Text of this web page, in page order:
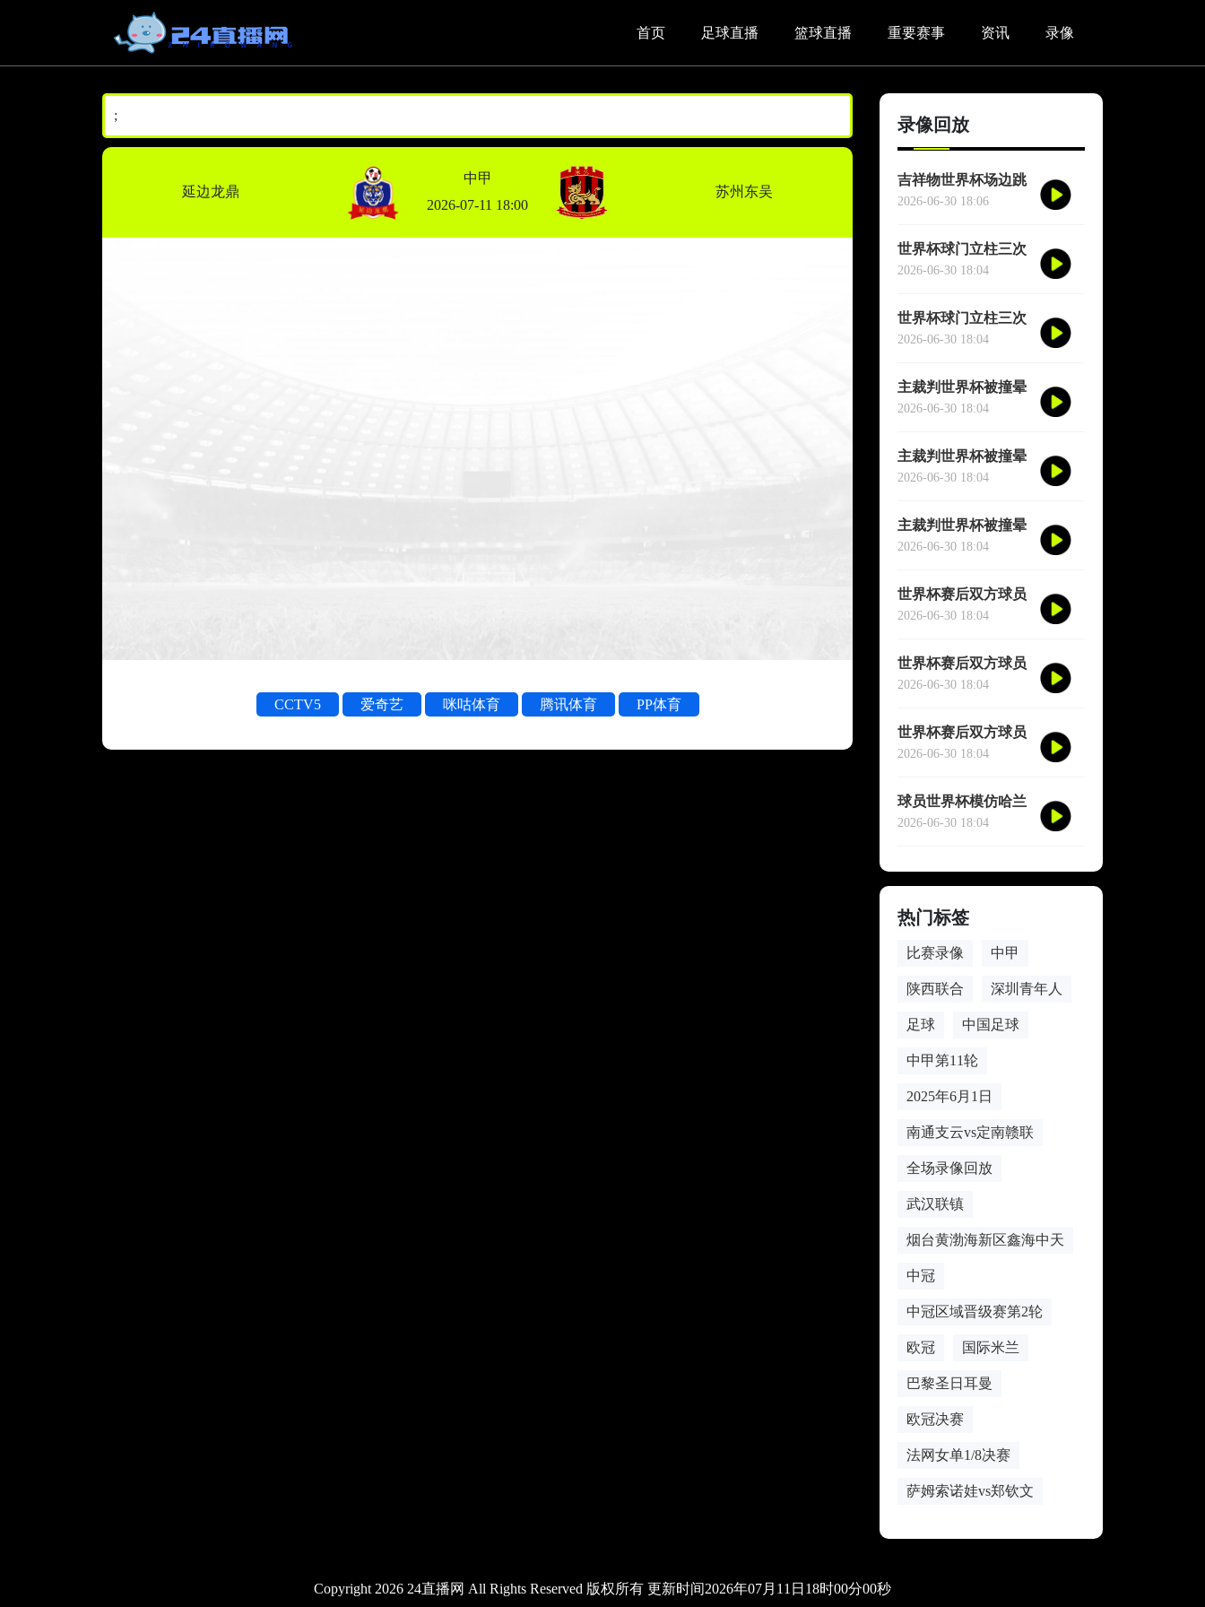
首页 足球直播 篮球直播 重要赛事 资讯 录像
;
延边龙鼎
中甲
2026-07-11 18:00
苏州东吴
CCTV5 爱奇艺 咪咕体育 腾讯体育 PP体育
录像回放
吉祥物世界杯场边跳
舞干扰对方门将
2026-06-30 18:06
世界杯球门立柱三次
救险
2026-06-30 18:04
世界杯球门立柱三次
救险
2026-06-30 18:04
主裁判世界杯被撞晕
短暂失去意识
2026-06-30 18:04
主裁判世界杯被撞晕
短暂失去意识
2026-06-30 18:04
主裁判世界杯被撞晕
短暂失去意识
2026-06-30 18:04
世界杯赛后双方球员
大规模冲突
2026-06-30 18:04
世界杯赛后双方球员
大规模冲突
2026-06-30 18:04
世界杯赛后双方球员
大规模冲突
2026-06-30 18:04
球员世界杯模仿哈兰
德冥想庆祝
2026-06-30 18:04
热门标签
比赛录像 中甲
陕西联合 深圳青年人
足球 中国足球
中甲第11轮
2025年6月1日
南通支云vs定南赣联
全场录像回放
武汉联镇
烟台黄渤海新区鑫海中天
中冠
中冠区域晋级赛第2轮
欧冠 国际米兰
巴黎圣日耳曼
欧冠决赛
法网女单1/8决赛
萨姆索诺娃vs郑钦文
Copyright 2026 24直播网 All Rights Reserved 版权所有 更新时间2026年07月11日18时00分00秒